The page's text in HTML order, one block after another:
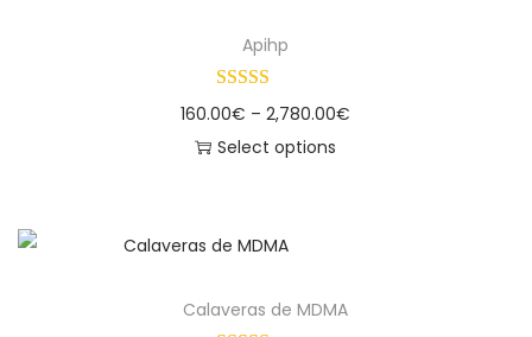
Apihp
160.00€ – 2,780.00€
Select options
Calaveras de MDMA